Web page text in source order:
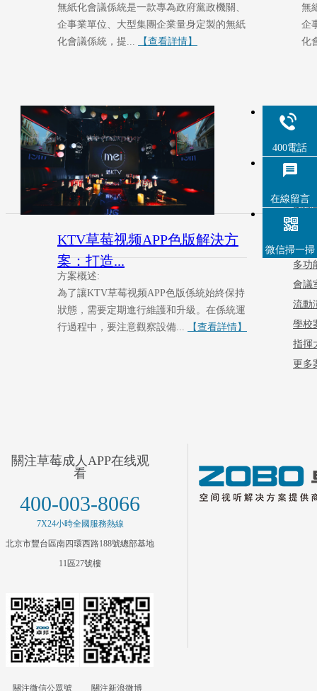
無紙化會議係統是一款專為政府黨政機關、
企事業單位、大型集團企業量身定製的無紙
化會議係統，提...
【查看詳情】
無
企
化
KTV草莓视频APP色版解決方
案：打造...
方案概述:
為了讓KTV草莓视频APP色版係統始終保持
狀態，需要定期進行維護和升級。在係統運
行過程中，要注意觀察設備...
【查看詳情】
草
在
草莓
劇場
视频
酒店
多功
會議
流動
學校
指揮
更多
關注草莓成人APP在线观
看
400-003-8066
7X24小時全國服務熱線
北京市豐台區南四環西路188號總部基地
11區27號樓
關注微信公眾號 關注新浪微博
400電話
在線留言
微信掃一掃